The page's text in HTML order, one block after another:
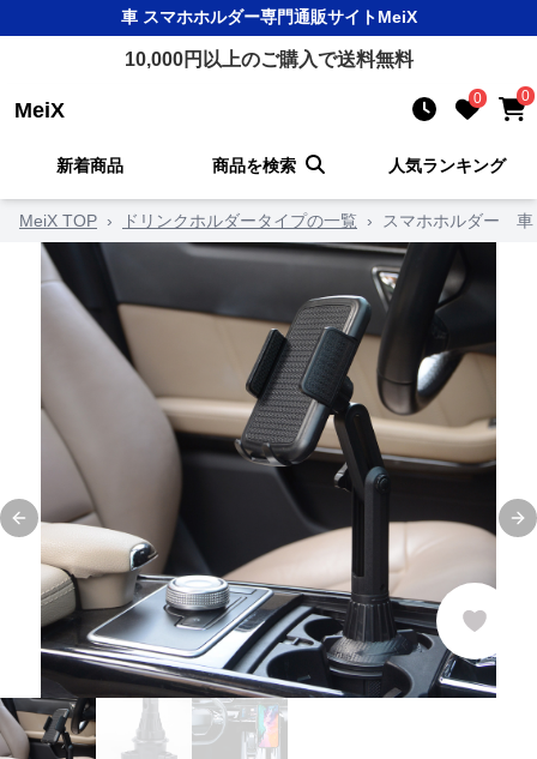
車 スマホホルダー専門通販サイトMeiX
10,000円以上のご購入で送料無料
MeiX 0 0
新着商品 商品を検索 人気ランキング
MeiX TOP › ドリンクホルダータイプの一覧 › スマホホルダー 車
Previous slide